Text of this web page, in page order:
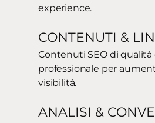
experience.
CONTENUTI &
Contenuti SEO di
professionale per
visibilità.
ANALISI &